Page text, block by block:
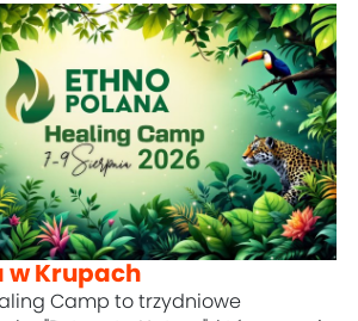
w Krupach
Camp to trzydniowe